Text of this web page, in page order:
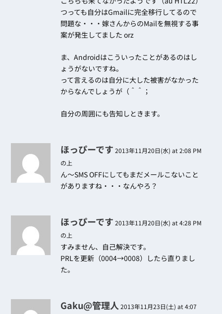
つっても自分はGmailに完全移行してるので
問題な・・・嫁さんからのMailを無視する事
案が発生してました orz
ま、Androidはこういったことがあるのはし
ょうがないですね。
って言えるのは自分に大した被害がなかった
からなんでしょうが（＾＾；
自分の周囲にも告知しときます。
ほっぴーです 2013年11月20日(水) at 2:08 PM
の上
ん～SMS OFFにしてもまだメールこないこと
がありますね・・・なんやろ？
ほっぴーです 2013年11月20日(水) at 4:28 PM
の上
すみません、自己解決です。
PRLを更新（0004→0008）したら直りまし
た。
Gaku@管理人 2013年11月23日(土) at 4:07